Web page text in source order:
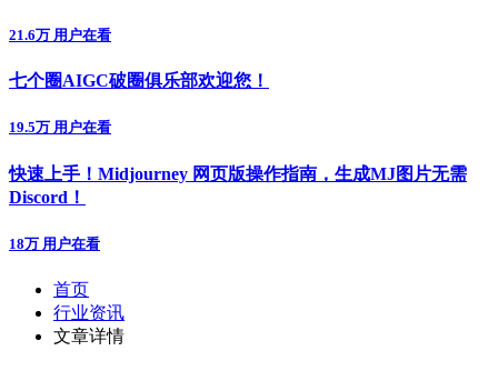
21.6万 用户在看
七个圈AIGC破圈俱乐部欢迎您！
19.5万 用户在看
快速上手！Midjourney 网页版操作指南，生成MJ图片无需
Discord！
18万 用户在看
首页
行业资讯
文章详情